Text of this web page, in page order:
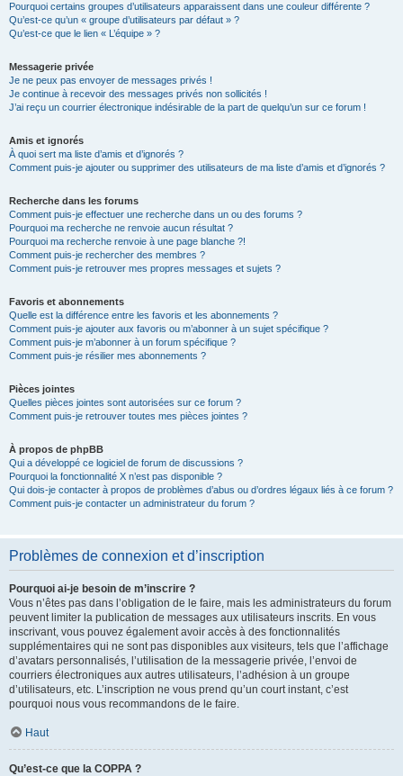
Pourquoi certains groupes d’utilisateurs apparaissent dans une couleur différente ?
Qu’est-ce qu’un « groupe d’utilisateurs par défaut » ?
Qu’est-ce que le lien « L’équipe » ?
Messagerie privée
Je ne peux pas envoyer de messages privés !
Je continue à recevoir des messages privés non sollicités !
J’ai reçu un courrier électronique indésirable de la part de quelqu’un sur ce forum !
Amis et ignorés
À quoi sert ma liste d’amis et d’ignorés ?
Comment puis-je ajouter ou supprimer des utilisateurs de ma liste d’amis et d’ignorés ?
Recherche dans les forums
Comment puis-je effectuer une recherche dans un ou des forums ?
Pourquoi ma recherche ne renvoie aucun résultat ?
Pourquoi ma recherche renvoie à une page blanche ?!
Comment puis-je rechercher des membres ?
Comment puis-je retrouver mes propres messages et sujets ?
Favoris et abonnements
Quelle est la différence entre les favoris et les abonnements ?
Comment puis-je ajouter aux favoris ou m’abonner à un sujet spécifique ?
Comment puis-je m’abonner à un forum spécifique ?
Comment puis-je résilier mes abonnements ?
Pièces jointes
Quelles pièces jointes sont autorisées sur ce forum ?
Comment puis-je retrouver toutes mes pièces jointes ?
À propos de phpBB
Qui a développé ce logiciel de forum de discussions ?
Pourquoi la fonctionnalité X n’est pas disponible ?
Qui dois-je contacter à propos de problèmes d’abus ou d’ordres légaux liés à ce forum ?
Comment puis-je contacter un administrateur du forum ?
Problèmes de connexion et d’inscription
Pourquoi ai-je besoin de m’inscrire ?
Vous n’êtes pas dans l’obligation de le faire, mais les administrateurs du forum
peuvent limiter la publication de messages aux utilisateurs inscrits. En vous
inscrivant, vous pouvez également avoir accès à des fonctionnalités
supplémentaires qui ne sont pas disponibles aux visiteurs, tels que l’affichage
d’avatars personnalisés, l’utilisation de la messagerie privée, l’envoi de
courriers électroniques aux autres utilisateurs, l’adhésion à un groupe
d’utilisateurs, etc. L’inscription ne vous prend qu’un court instant, c’est
pourquoi nous vous recommandons de le faire.
Haut
Qu’est-ce que la COPPA ?